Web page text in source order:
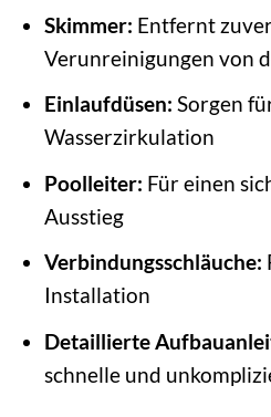
Skimmer: Entfernt
Verunreinigungen von
Einlaufdüsen: Sorgen
Wasserzirkulation
Poolleiter: Für einen
Ausstieg
Verbindungsschläuche:
Installation
Detaillierte
schnelle und